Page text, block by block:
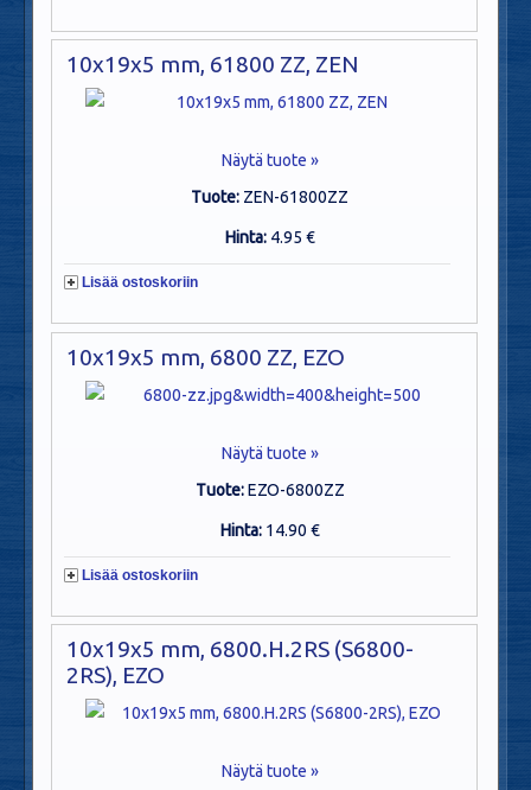
10x19x5 mm, 61800 ZZ, ZEN
Näytä tuote »
Tuote: ZEN-61800ZZ
Hinta: 4.95 €
Lisää ostoskoriin
10x19x5 mm, 6800 ZZ, EZO
Näytä tuote »
Tuote:EZO-6800ZZ
Hinta: 14.90 €
Lisää ostoskoriin
10x19x5 mm, 6800.H.2RS (S6800-
2RS), EZO
Näytä tuote »